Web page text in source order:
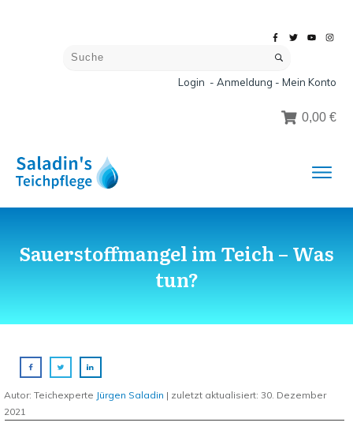
Login - Anmeldung - Mein Konto
0,00 €
Sauerstoffmangel im Teich – Was
tun?
Autor: Teichexperte Jürgen Saladin | zuletzt aktualisiert: 30. Dezember
2021